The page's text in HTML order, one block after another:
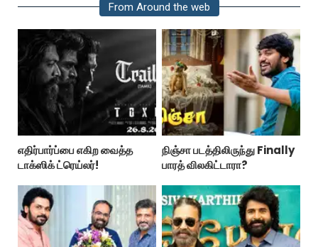
From Around the web
எதிர்பார்ப்பை எகிற வைத்த
டாக்ஸிக் ட்ரெய்லர்!
நிஞ்சா படத்திலிருந்து Finally
பாரத் விலகிட்டாரா?